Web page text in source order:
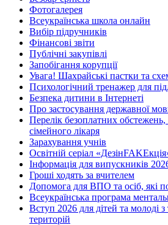
Фотогалерея
Всеукраїнська школа онлайн
Вибір підручників
Фінансові звіти
Публічні закупівлі
Запобігання корупції
Увага! Шахрайські пастки та
Психологічний тренажер для
Безпека дитини в Інтернеті
Про застосування державної
Перелік безоплатних
сімейного лікаря
Зарахування учнів
Освітній серіал
Інформація для випускників
Гроші ходять за вчителем
Допомога для ВПО та осіб, які
Всеукраїнська програма
Вступ 2026 для дітей та молоді
територій